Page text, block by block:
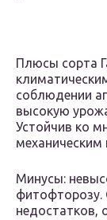
Плюсы сорта
соблюдении
высокую
Устойчив ко
Минусы:
фитофторозу.
недостатков,